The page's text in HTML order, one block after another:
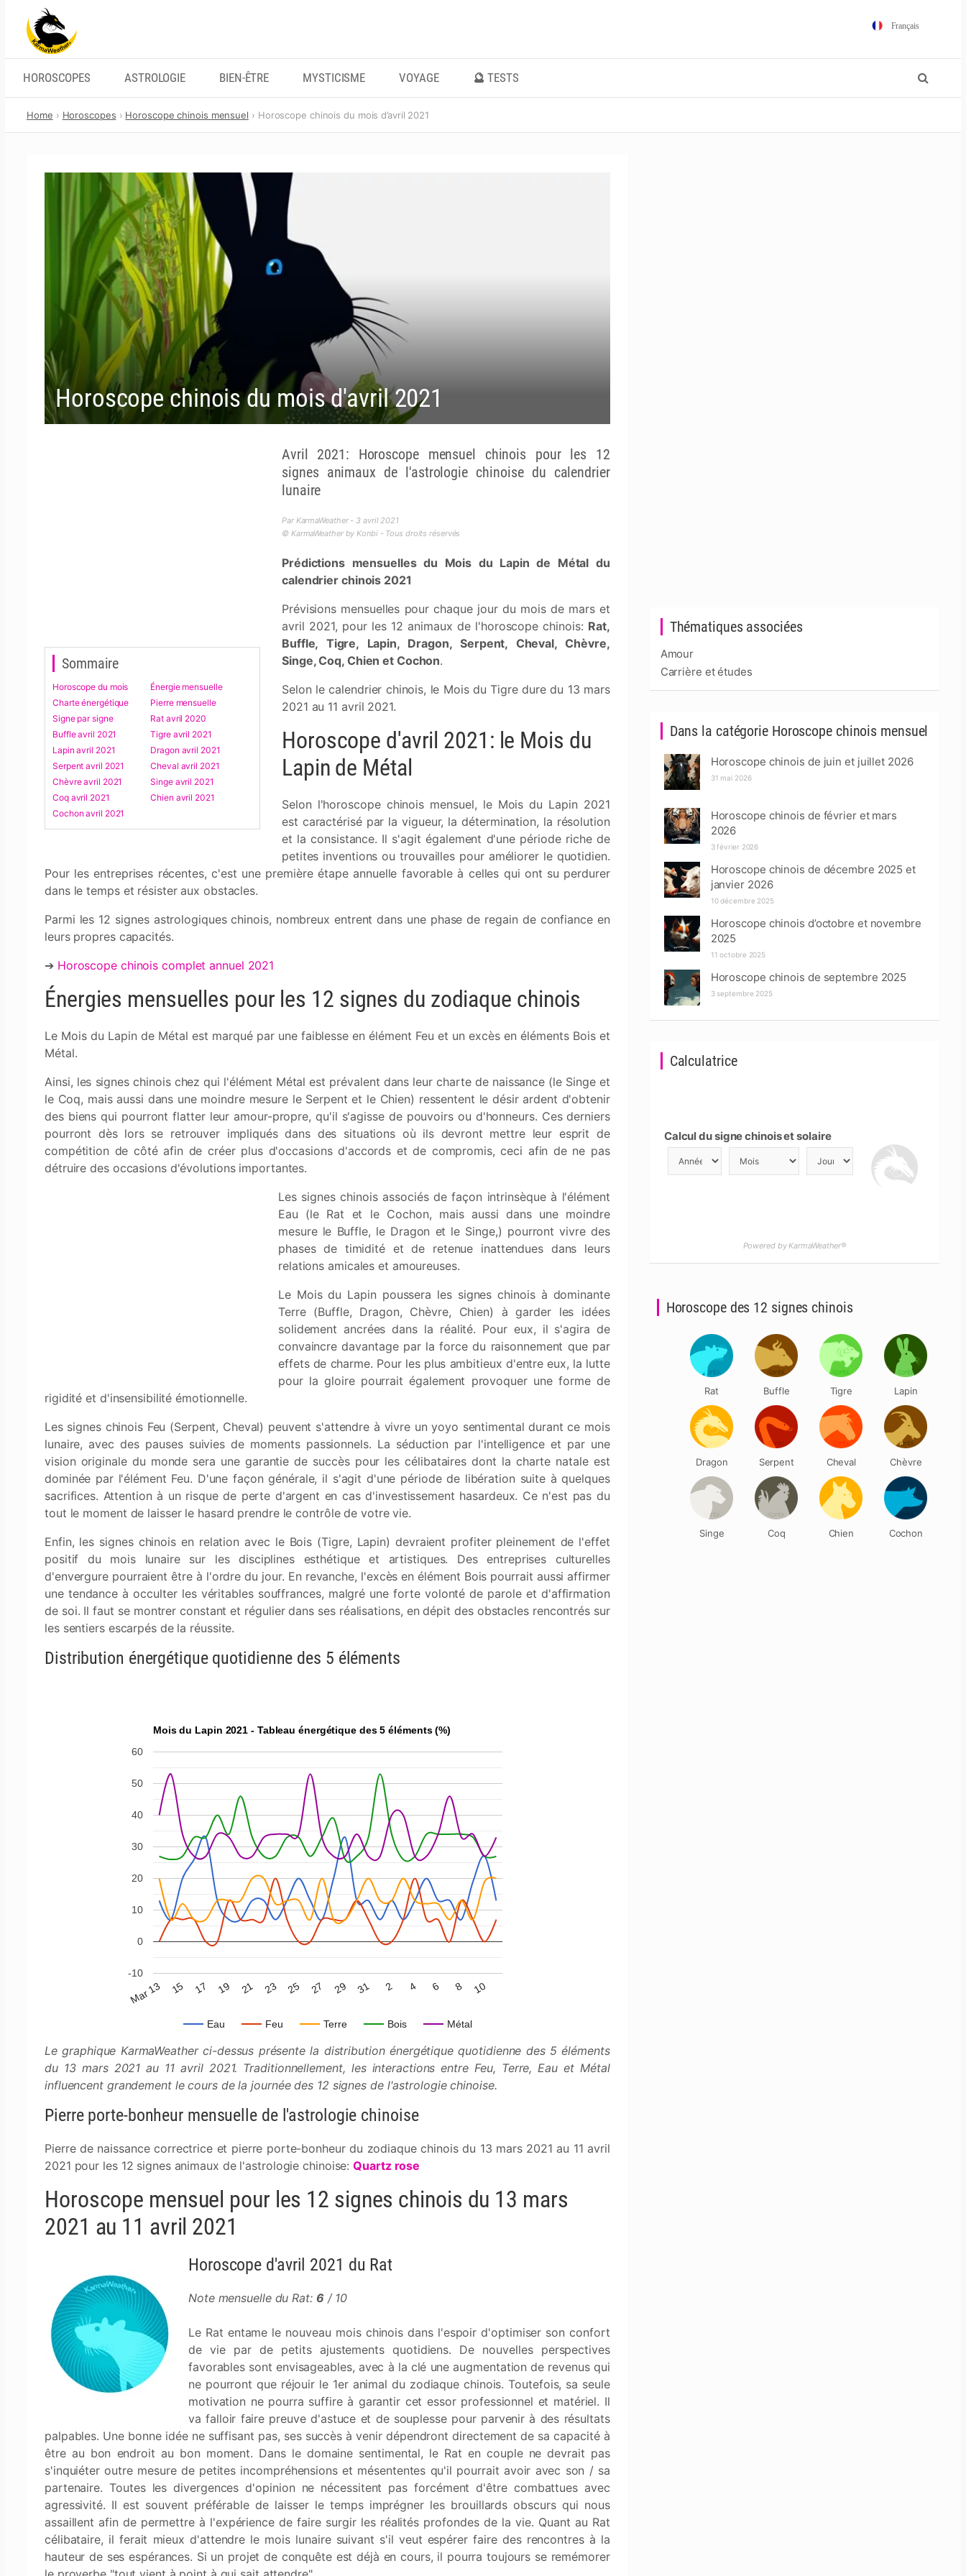
content
Français
HOROSCOPES ASTROLOGIE BIEN-ÊTRE MYSTICISME VOYAGE 🔮 TESTS
Home Horoscopes Horoscope chinois mensuel Horoscope chinois du mois d’avril 2021
Horoscope chinois du mois d'avril 2021
Sommaire
Horoscope du mois
Énergie mensuelle
Charte énergétique
Pierre mensuelle
Signe par signe
Rat avril 2020
Buffle avril 2021
Tigre avril 2021
Lapin avril 2021
Dragon avril 2021
Serpent avril 2021
Cheval avril 2021
Chèvre avril 2021
Singe avril 2021
Coq avril 2021
Chien avril 2021
Cochon avril 2021
Avril 2021: Horoscope mensuel chinois pour les 12
signes animaux de l'astrologie chinoise du calendrier
lunaire
Par KarmaWeather - 3 avril 2021
© KarmaWeather by Konbi - Tous droits réservés
Prédictions mensuelles du Mois du Lapin de Métal du
calendrier chinois 2021
Prévisions mensuelles pour chaque jour du mois de mars et
avril 2021, pour les 12 animaux de l'horoscope chinois: Rat,
Buffle, Tigre, Lapin, Dragon, Serpent, Cheval, Chèvre,
Singe, Coq, Chien et Cochon.
Selon le calendrier chinois, le Mois du Tigre dure du 13 mars
2021 au 11 avril 2021.
Horoscope d'avril 2021: le Mois du
Lapin de Métal
Selon l'horoscope chinois mensuel, le Mois du Lapin 2021
est caractérisé par la vigueur, la détermination, la résolution
et la consistance. Il s'agit également d'une période riche de
petites inventions ou trouvailles pour améliorer le quotidien.
Pour les entreprises récentes, c'est une première étape annuelle favorable à celles qui ont su perdurer
dans le temps et résister aux obstacles.
Parmi les 12 signes astrologiques chinois, nombreux entrent dans une phase de regain de confiance en
leurs propres capacités.
➔ Horoscope chinois complet annuel 2021
Énergies mensuelles pour les 12 signes du zodiaque chinois
Le Mois du Lapin de Métal est marqué par une faiblesse en élément Feu et un excès en éléments Bois et
Métal.
Ainsi, les signes chinois chez qui l'élément Métal est prévalent dans leur charte de naissance (le Singe et
le Coq, mais aussi dans une moindre mesure le Serpent et le Chien) ressentent le désir ardent d'obtenir
des biens qui pourront flatter leur amour-propre, qu'il s'agisse de pouvoirs ou d'honneurs. Ces derniers
pourront dès lors se retrouver impliqués dans des situations où ils devront mettre leur esprit de
compétition de côté afin de créer plus d'occasions d'accords et de compromis, ceci afin de ne pas
détruire des occasions d'évolutions importantes.
Les signes chinois associés de façon intrinsèque à l'élément
Eau (le Rat et le Cochon, mais aussi dans une moindre
mesure le Buffle, le Dragon et le Singe,) pourront vivre des
phases de timidité et de retenue inattendues dans leurs
relations amicales et amoureuses.
Le Mois du Lapin poussera les signes chinois à dominante
Terre (Buffle, Dragon, Chèvre, Chien) à garder les idées
solidement ancrées dans la réalité. Pour eux, il s'agira de
convaincre davantage par la force du raisonnement que par
effets de charme. Pour les plus ambitieux d'entre eux, la lutte
pour la gloire pourrait également provoquer une forme de
rigidité et d'insensibilité émotionnelle.
Les signes chinois Feu (Serpent, Cheval) peuvent s'attendre à vivre un yoyo sentimental durant ce mois
lunaire, avec des pauses suivies de moments passionnels. La séduction par l'intelligence et par une
vision originale du monde sera une garantie de succès pour les célibataires dont la charte natale est
dominée par l'élément Feu. D'une façon générale, il s'agit d'une période de libération suite à quelques
sacrifices. Attention à un risque de perte d'argent en cas d'investissement hasardeux. Ce n'est pas du
tout le moment de laisser le hasard prendre le contrôle de votre vie.
Enfin, les signes chinois en relation avec le Bois (Tigre, Lapin) devraient profiter pleinement de l'effet
positif du mois lunaire sur les disciplines esthétique et artistiques. Des entreprises culturelles
d'envergure pourraient être à l'ordre du jour. En revanche, l'excès en élément Bois pourrait aussi affirmer
une tendance à occulter les véritables souffrances, malgré une forte volonté de parole et d'affirmation
de soi. Il faut se montrer constant et régulier dans ses réalisations, en dépit des obstacles rencontrés sur
les sentiers escarpés de la réussite.
Distribution énergétique quotidienne des 5 éléments
Mois du Lapin 2021 - Tableau énergétique des 5 éléments (%)
Eau Feu Terre Bois Métal
Mar 13 15 17 19 21 23 25 27 29 31 2 4 6 8 10
-10
0
10
20
30
40
50
60
Le graphique KarmaWeather ci-dessus présente la distribution énergétique quotidienne des 5 éléments
du 13 mars 2021 au 11 avril 2021. Traditionnellement, les interactions entre Feu, Terre, Eau et Métal
influencent grandement le cours de la journée des 12 signes de l'astrologie chinoise.
Pierre porte-bonheur mensuelle de l'astrologie chinoise
Pierre de naissance correctrice et pierre porte-bonheur du zodiaque chinois du 13 mars 2021 au 11 avril
2021 pour les 12 signes animaux de l'astrologie chinoise:Quartz rose
Horoscope mensuel pour les 12 signes chinois du 13 mars
2021 au 11 avril 2021
Horoscope d'avril 2021 du Rat
Note mensuelle du Rat: 6 / 10
Le Rat entame le nouveau mois chinois dans l'espoir d'optimiser son confort
de vie par de petits ajustements quotidiens. De nouvelles perspectives
favorables sont envisageables, avec à la clé une augmentation de revenus qui
ne pourront que réjouir le 1er animal du zodiaque chinois. Toutefois, sa seule
motivation ne pourra suffire à garantir cet essor professionnel et matériel. Il
va falloir faire preuve d'astuce et de souplesse pour parvenir à des résultats
palpables. Une bonne idée ne suffisant pas, ses succès à venir dépendront directement de sa capacité à
être au bon endroit au bon moment. Dans le domaine sentimental, le Rat en couple ne devrait pas
s'inquiéter outre mesure de petites incompréhensions et mésententes qu'il pourrait avoir avec son / sa
partenaire. Toutes les divergences d'opinion ne nécessitent pas forcément d'être combattues avec
agressivité. Il est souvent préférable de laisser le temps imprégner les brouillards obscurs qui nous
assaillent afin de permettre à l'expérience de faire surgir les réalités profondes de la vie. Quant au Rat
célibataire, il ferait mieux d'attendre le mois lunaire suivant s'il veut espérer faire des rencontres à la
hauteur de ses espérances. Si un projet de conquête est déjà en cours, il pourra toujours se remémorer
Thématiques associées
Amour
Carrière et études
Dans la catégorie Horoscope chinois mensuel
Horoscope chinois de juin et juillet 2026
31 mai 2026
Horoscope chinois de février et mars
2026
3 février 2026
Horoscope chinois de décembre 2025 et
janvier 2026
10 décembre 2025
Horoscope chinois d’octobre et novembre
2025
11 octobre 2025
Horoscope chinois de septembre 2025
3 septembre 2025
Calculatrice
Calcul du signe chinois et solaire
Powered by KarmaWeather®
Horoscope des 12 signes chinois
Rat Buffle Tigre Lapin
Dragon Serpent Cheval Chèvre
Singe Coq Chien Cochon